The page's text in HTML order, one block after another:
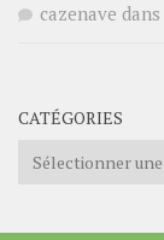
cazenave dans
CATÉGORIES
Catégories